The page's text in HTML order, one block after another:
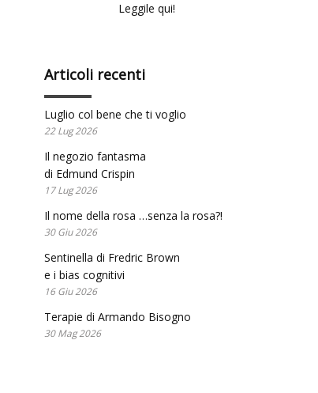
Leggile qui!
Articoli recenti
Luglio col bene che ti voglio
22 Lug 2026
Il negozio fantasma
di Edmund Crispin
17 Lug 2026
Il nome della rosa …senza la rosa?!
30 Giu 2026
Sentinella di Fredric Brown
e i bias cognitivi
16 Giu 2026
Terapie di Armando Bisogno
30 Mag 2026